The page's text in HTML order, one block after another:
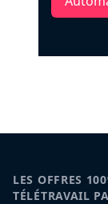
LES OFFRES
TÉLÉTRAVAIL